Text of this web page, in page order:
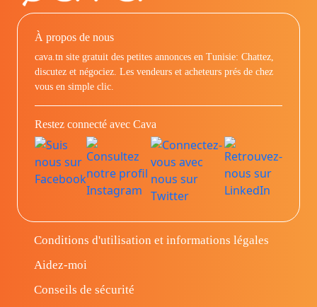
À propos de nous
cava.tn site gratuit des petites annonces en Tunisie: Chattez,
discutez et négociez. Les vendeurs et acheteurs prés de chez
vous en simple clic.
Restez connecté avec Cava
Conditions d'utilisation et informations légales
Aidez-moi
Conseils de sécurité